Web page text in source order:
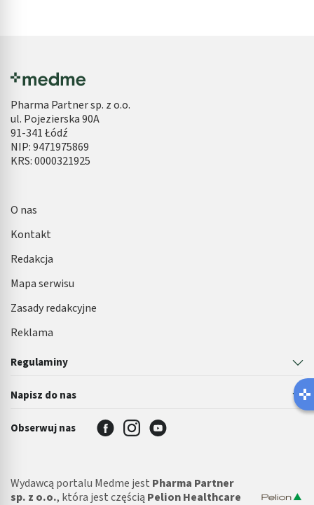
Pharma Partner sp. z o.o.
ul. Pojezierska 90A
91-341 Łódź
NIP: 9471975869
KRS: 0000321925
Regulaminy
Napisz do nas
O nas
Kontakt
Redakcja
Mapa serwisu
Zasady redakcyjne
Reklama
Obserwuj nas
Wydawcą portalu Medme jest Pharma Partner
sp. z o.o., która jest częścią Pelion Healthcare